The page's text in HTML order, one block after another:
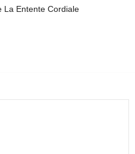
La Entente Cordiale